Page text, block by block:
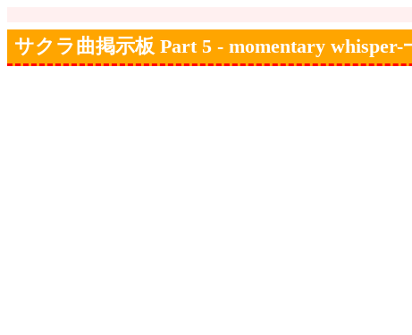
サクラ曲掲示板 Part 5 - momentary